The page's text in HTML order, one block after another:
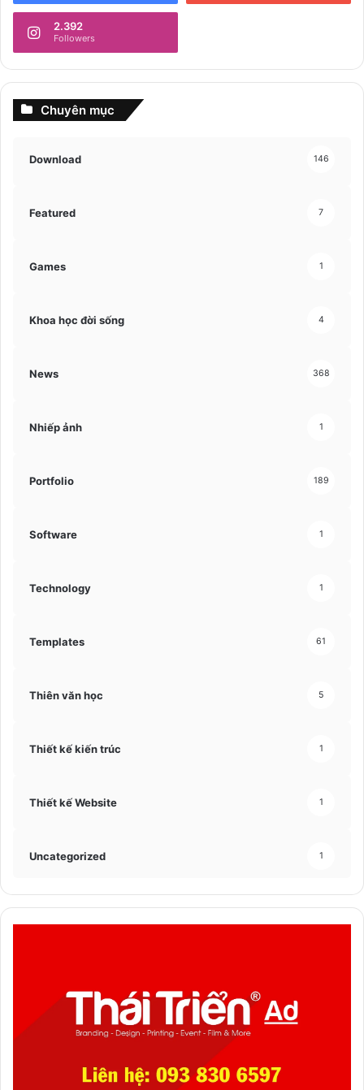
2.392
Followers
Chuyên mục
Download 146
Featured 7
Games 1
Khoa học đời sống 4
News 368
Nhiếp ảnh 1
Portfolio 189
Software 1
Technology 1
Templates 61
Thiên văn học 5
Thiết kế kiến trúc 1
Thiết kế Website 1
Uncategorized 1